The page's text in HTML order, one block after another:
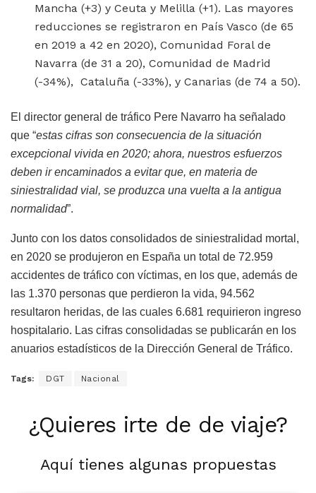
Mancha (+3) y Ceuta y Melilla (+1). Las mayores
reducciones se registraron en País Vasco (de 65
en 2019 a 42 en 2020), Comunidad Foral de
Navarra (de 31 a 20), Comunidad de Madrid
(-34%), Cataluña (-33%), y Canarias (de 74 a 50).
El director general de tráfico Pere Navarro ha señalado
que “estas cifras son consecuencia de la situación
excepcional vivida en 2020; ahora, nuestros esfuerzos
deben ir encaminados a evitar que, en materia de
siniestralidad vial, se produzca una vuelta a la antigua
normalidad”.
Junto con los datos consolidados de siniestralidad mortal,
en 2020 se produjeron en España un total de 72.959
accidentes de tráfico con víctimas, en los que, además de
las 1.370 personas que perdieron la vida, 94.562
resultaron heridas, de las cuales 6.681 requirieron ingreso
hospitalario. Las cifras consolidadas se publicarán en los
anuarios estadísticos de la Dirección General de Tráfico.
Tags: DGT Nacional
¿Quieres irte de de viaje?
Aquí tienes algunas propuestas